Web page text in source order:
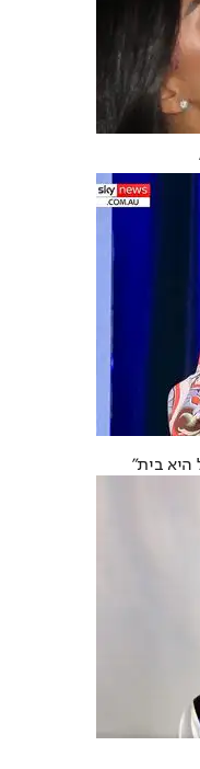
היא בית"